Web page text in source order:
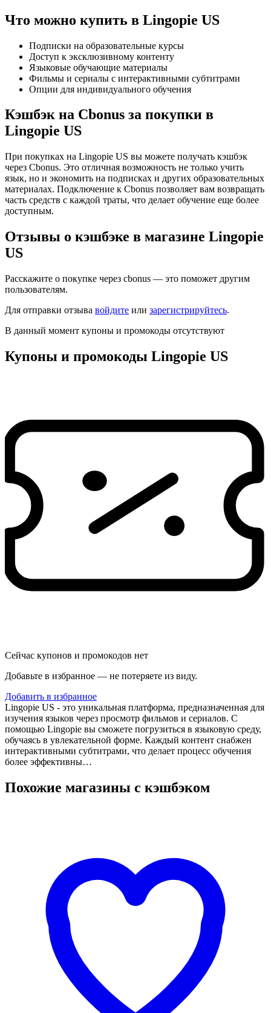
Что можно купить в Lingopie US
Подписки на образовательные курсы
Доступ к эксклюзивному контенту
Языковые обучающие материалы
Фильмы и сериалы с интерактивными субтитрами
Опции для индивидуального обучения
Кэшбэк на Cbonus за покупки в
Lingopie US
При покупках на Lingopie US вы можете получать кэшбэк
через Cbonus. Это отличная возможность не только учить
язык, но и экономить на подписках и других образовательных
материалах. Подключение к Cbonus позволяет вам возвращать
часть средств с каждой траты, что делает обучение еще более
доступным.
Отзывы о кэшбэке в магазине Lingopie
US
Расскажите о покупке через cbonus — это поможет другим
пользователям.
Для отправки отзыва войдите или зарегистрируйтесь.
В данный момент купоны и промокоды отсутствуют
Купоны и промокоды Lingopie US
Сейчас купонов и промокодов нет
Добавьте в избранное — не потеряете из виду.
Добавить в избранное
Lingopie US - это уникальная платформа, предназначенная для
изучения языков через просмотр фильмов и сериалов. С
помощью Lingopie вы сможете погрузиться в языковую среду,
обучаясь в увлекательной форме. Каждый контент снабжен
интерактивными субтитрами, что делает процесс обучения
более эффективны…
Похожие магазины с кэшбэком